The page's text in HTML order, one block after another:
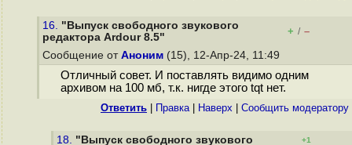
16. "Выпуск свободного звукового
редактора Ardour 8.5"
+ / –
Сообщение от Аноним (15), 12-Апр-24, 11:49
Отличный совет. И поставлять видимо одним
архивом на 100 мб, т.к. нигде этого tqt нет.
Ответить Правка| Наверх Cообщить модератору
18. "Выпуск свободного звукового +1